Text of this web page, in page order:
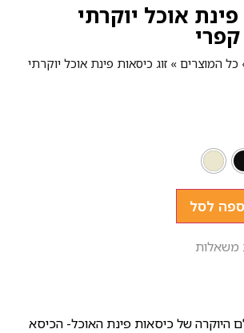
אוכל יוקרתי
כל המוצרים » זוג כיסאות פינת אוכל יוקרתי
היוקרה של כיסאות פינת האוכל- הכיסא
לסל
משאלות